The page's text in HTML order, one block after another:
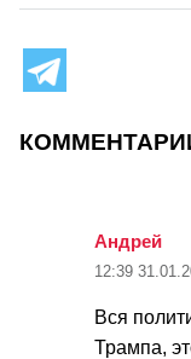
Андрей
12:39
Вся
Трампа,